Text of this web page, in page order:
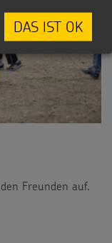
Freunden auf.
DAS IST OK